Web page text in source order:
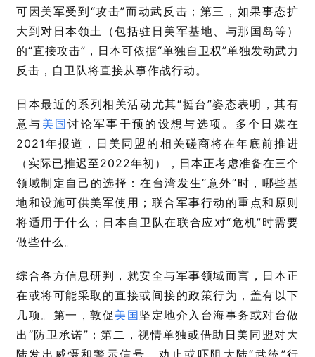
可因美军受到“攻击”而动武反击；第三，如果事态扩
大到对日本领土（包括驻日美军基地、与那国岛等）
的“直接攻击”，日本可依据“单独自卫权”单独发动武力
反击，自卫队将直接从事作战行动。
日本最近的系列相关活动尤其“挺台”姿态表明，其有
意与 美国讨论军事干预的设想与选项。多个日媒在
2021年报道，日美同盟的相关磋商将在年底前推进
（实际已推迟至2022年初），日本正考虑准备在三个
领域制定自己的选择：在台湾发生“意外”时，哪些基
地和设施可供美军使用；联合军事行动的重点和原则
将适用于什么；日本自卫队在联合应对“危机”时需要
做些什么。
综合各方信息研判，就安全与军事领域而言，日本正
在或将可能采取的直接或间接的政策行为，盖有以下
几项。第一，敦促 美国坚定地介入台海事务或对台做
出“防卫承诺”；第二，视情单独或借助日美同盟对大